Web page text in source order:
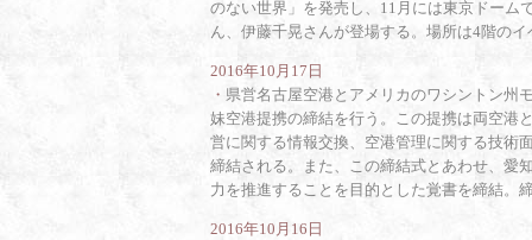
のない世界」を発売し、11月には東京ドーム
ん、伊藤千晃さんが登場する。場所は4階の
2016年10月17日
・ 県営名古屋空港とアメリカのワシントン州
妹空港提携の締結を行う。この提携は両空港
営に関する情報交換、空港管理に関する技術
締結される。また、この締結式とあわせ、愛
力を推進することを目的とした覚書を締結。
2016年10月16日